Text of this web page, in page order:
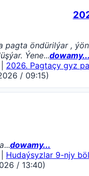
pagta öndürilýar ,
Ýene...dowamy...
2026. Pagtaçy gyz
/ 09:15)
...dowamy...
Hudaýsyzlar 9-njy
/ 13:40)